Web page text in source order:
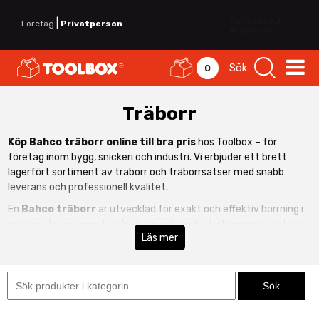
Företag Privatperson
0 Sök
Träborr
Köp Bahco träborr online till bra pris hos Toolbox – för
företag inom bygg, snickeri och industri. Vi erbjuder ett brett
lagerfört sortiment av träborr och träborrsatser med snabb
leverans och professionell kvalitet.
En Bahco träborr är utvecklad för exakt och effektiv borrning i
massivt trä, plywood, spånskivor och andra träbaserade material.
Med skarp centrumspets och optimerad spiralgeometri får du
rena hål, stabil styrning och minimerad flisning.
I sortimentet hittar du spiralborr för trä, flatborr för större
dimensioner samt kompletta träborrsatser för flexibel
Läs mer